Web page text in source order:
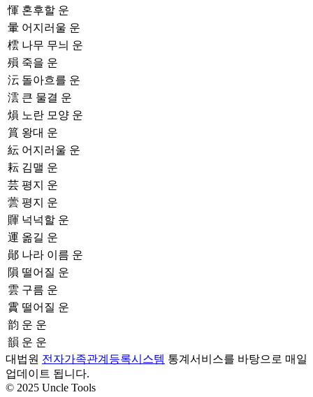
惲 혼후할 운
暈 어지러울 운
橒 나무 무늬 운
殞 죽을 운
沄 돌아흐를 운
澐 큰 물결 운
熉 노란 모양 운
篔 왕대 운
紜 어지러울 운
耘 김맬 운
芸 평지 운
蕓 평지 운
賱 넉넉할 운
運 옮길 운
鄖 나라 이름 운
隕 떨어질 운
雲 구름 운
霣 떨어질 운
韵 운 운
韻 운 운
대법원 전자가족관계등록시스템 통계서비스를 바탕으로 매일
업데이트 됩니다.
© 2025 Uncle Tools